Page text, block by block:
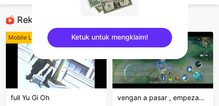
Rekomendasi
Mobile Legends
full Yu Gi Oh
Mobile Legends
vengan a pasar , empezando desde 0 🙈🔥
Ketuk untuk mengklaim!
sentinelEnd